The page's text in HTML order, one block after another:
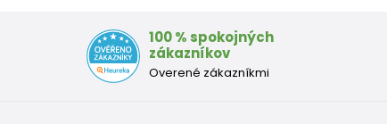
100 % spokojných
zákazníkov
Overené zákazníkmi